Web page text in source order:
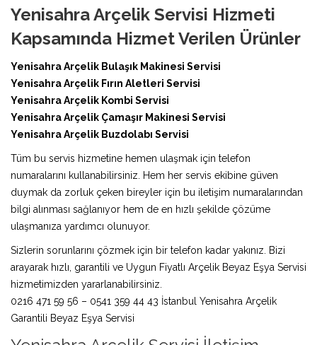
Yenisahra Arçelik Servisi Hizmeti
Kapsamında Hizmet Verilen Ürünler
Yenisahra Arçelik Bulaşık Makinesi Servisi
Yenisahra Arçelik Fırın Aletleri Servisi
Yenisahra Arçelik Kombi Servisi
Yenisahra Arçelik Çamaşır Makinesi Servisi
Yenisahra Arçelik Buzdolabı Servisi
Tüm bu servis hizmetine hemen ulaşmak için telefon
numaralarını kullanabilirsiniz. Hem her servis ekibine güven
duymak da zorluk çeken bireyler için bu iletişim numaralarından
bilgi alınması sağlanıyor hem de en hızlı şekilde çözüme
ulaşmanıza yardımcı olunuyor.
Sizlerin sorunlarını çözmek için bir telefon kadar yakınız. Bizi
arayarak hızlı, garantili ve Uygun Fiyatlı Arçelik Beyaz Eşya Servisi
hizmetimizden yararlanabilirsiniz.
0216 471 59 56 – 0541 359 44 43 İstanbul Yenisahra Arçelik
Garantili Beyaz Eşya Servisi